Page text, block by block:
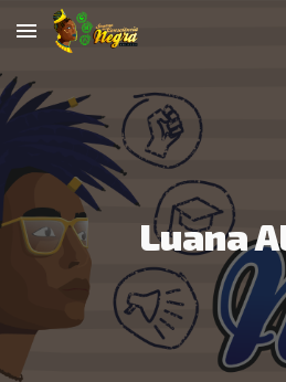
Skip to main content
Luana